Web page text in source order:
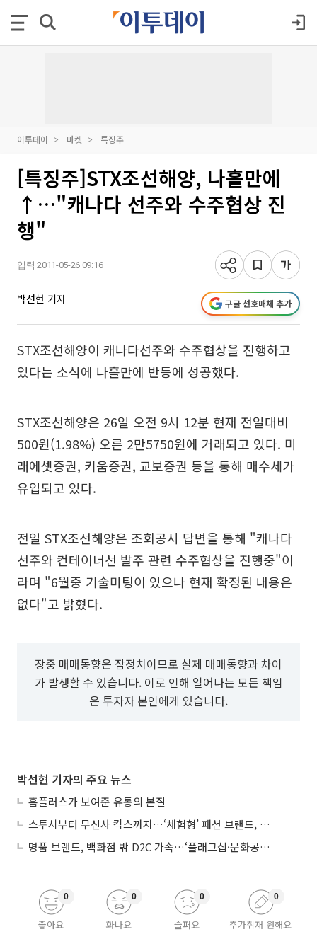
이투데이 마켓 특징주
[특징주]STX조선해양, 나흘만에
↑…"캐나다 선주와 수주협상 진
행"
입력 2011-05-26 09:16
박선현 기자 구글 선호매체 추가
STX조선해양이 캐나다선주와 수주협상을 진행하고
있다는 소식에 나흘만에 반등에 성공했다.
STX조선해양은 26일 오전 9시 12분 현재 전일대비
500원(1.98%) 오른 2만5750원에 거래되고 있다. 미
래에셋증권, 키움증권, 교보증권 등을 통해 매수세가
유입되고 있다.
전일 STX조선해양은 조회공시 답변을 통해 "캐나다
선주와 컨테이너선 발주 관련 수주협상을 진행중"이
라며 "6월중 기술미팅이 있으나 현재 확정된 내용은
없다"고 밝혔다.
장중 매매동향은 잠정치이므로 실제 매매동향과 차이
가 발생할 수 있습니다. 이로 인해 일어나는 모든 책임
은 투자자 본인에게 있습니다.
박선현 기자의 주요 뉴스
홈플러스가 보여준 유통의 본질
스투시부터 무신사 킥스까지…‘체험형’ 패션 브랜드, 잇단 제주행
명품 브랜드, 백화점 밖 D2C 가속…‘플래그십·문화공간’ 전략 눈길
좋아요
0
화나요
0
슬퍼요
0
추가취재 원해요
0